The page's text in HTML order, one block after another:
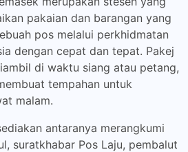
pakaian dan barangan yang
pos melalui perkhidmatan
dengan cepat dan tepat. Pakej
di waktu siang atau petang,
tempahan untuk
malam.
antaranya merangkumi
suratkhabar Pos Laju, pembalut